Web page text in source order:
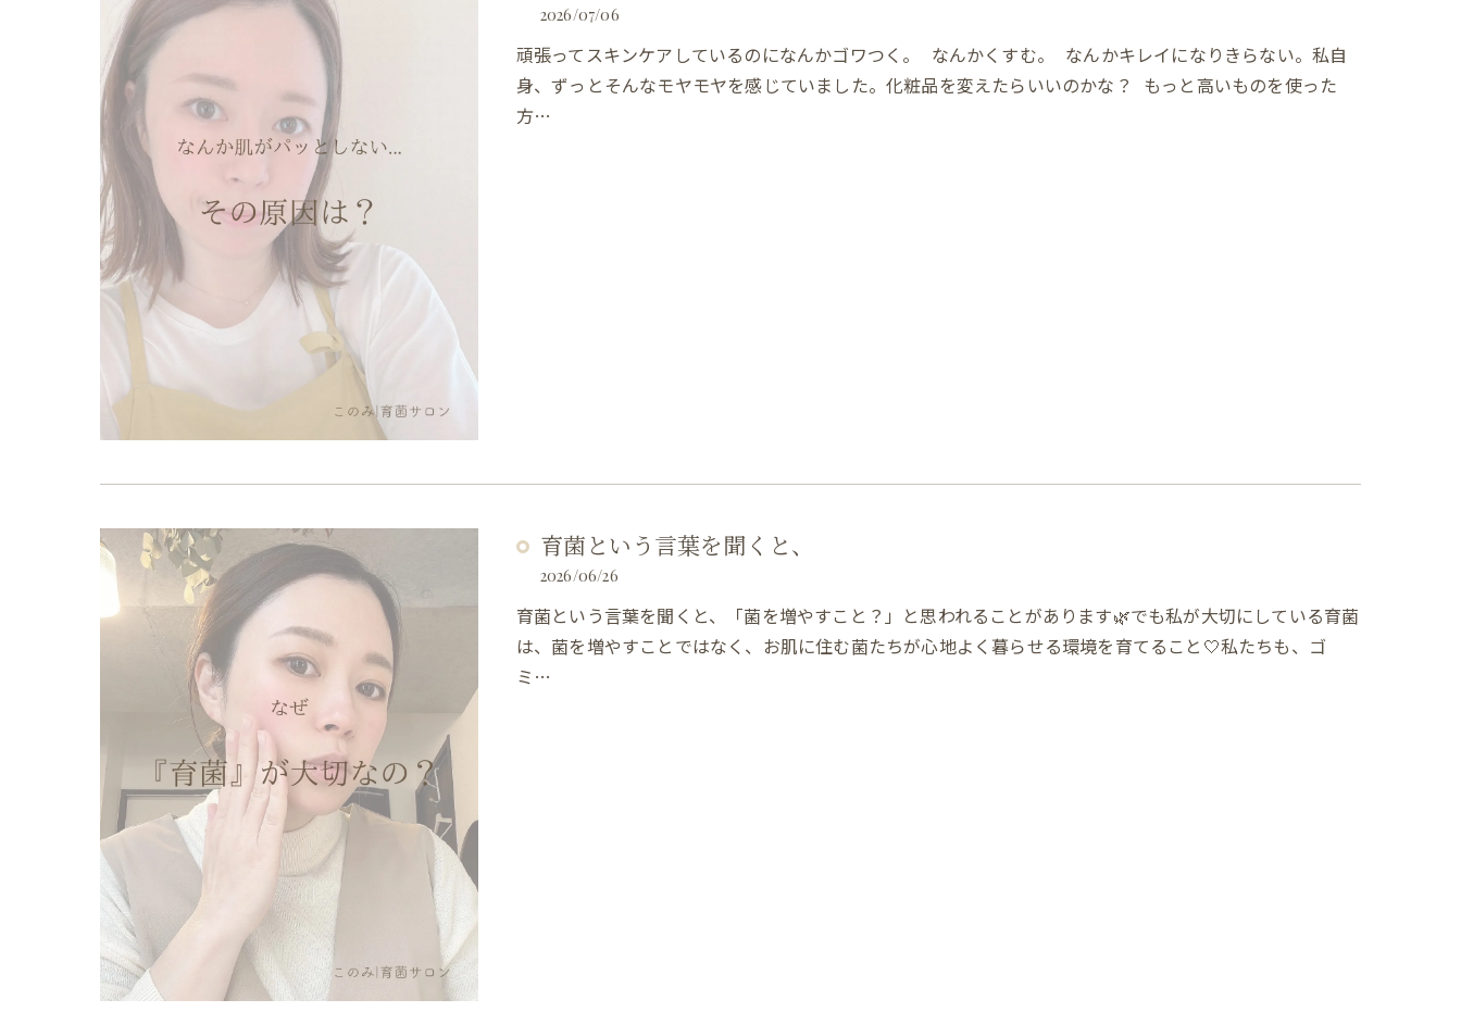
2026/07/06
頑張ってスキンケアしているのになんかゴワつく。 なんかくすむ。 なんかキレイになりきらない。私自
身、ずっとそんなモヤモヤを感じていました。化粧品を変えたらいいのかな？ もっと高いものを使った
方…
育菌という言葉を聞くと、
2026/06/26
育菌という言葉を聞くと、「菌を増やすこと？」と思われることがあります🌿でも私が大切にしている育菌
は、菌を増やすことではなく、お肌に住む菌たちが心地よく暮らせる環境を育てること🤍私たちも、ゴ
ミ…